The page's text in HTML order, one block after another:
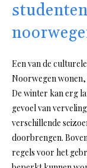
Een van de
Noorwegen wonen,
De winter kan erg
gevoel van
verschillende
doorbrengen.
regels voor het